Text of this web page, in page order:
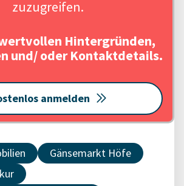
zuzugreifen.
Hintergründen,
und/ oder Kontaktdetails.
anmelden
Gänsemarkt Höfe